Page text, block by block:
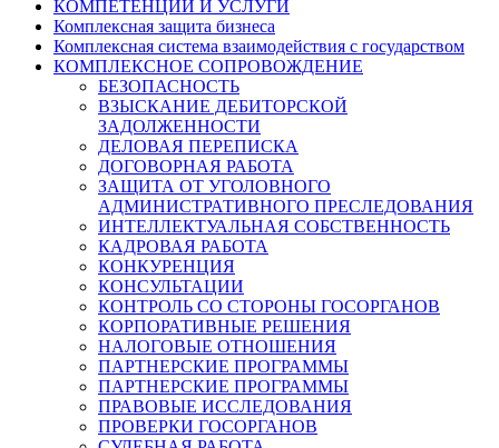
КОМПЕТЕНЦИИ И УСЛУГИ
Комплексная защита бизнеса
Комплексная система взаимодействия с государством
КОМПЛЕКСНОЕ СОПРОВОЖДЕНИЕ
БЕЗОПАСНОСТЬ
ВЗЫСКАНИЕ ДЕБИТОРСКОЙ
ЗАДОЛЖЕННОСТИ
ДЕЛОВАЯ ПЕРЕПИСКА
ДОГОВОРНАЯ РАБОТА
ЗАЩИТА ОТ УГОЛОВНОГО
АДМИНИСТРАТИВНОГО ПРЕСЛЕДОВАНИЯ
ИНТЕЛЛЕКТУАЛЬНАЯ СОБСТВЕННОСТЬ
КАДРОВАЯ РАБОТА
КОНКУРЕНЦИЯ
КОНСУЛЬТАЦИИ
КОНТРОЛЬ СО СТОРОНЫ ГОСОРГАНОВ
КОРПОРАТИВНЫЕ РЕШЕНИЯ
НАЛОГОВЫЕ ОТНОШЕНИЯ
ПАРТНЕРСКИЕ ПРОГРАММЫ
ПАРТНЕРСКИЕ ПРОГРАММЫ
ПРАВОВЫЕ ИССЛЕДОВАНИЯ
ПРОВЕРКИ ГОСОРГАНОВ